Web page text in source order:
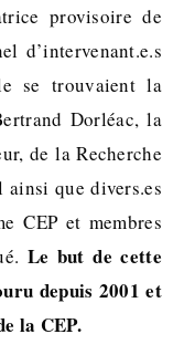
provisoire de
d’intervenant.e.s
se trouvaient la
Dorléac, la
de la Recherche
que divers.es
CEP et membres
Le but de cette
depuis 2001 et
la CEP.